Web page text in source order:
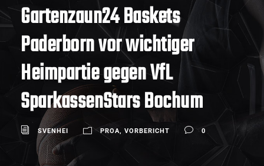
Gartenzaun24 Baskets
Paderborn vor wichtiger
Heimpartie gegen VfL
SparkassenStars Bochum
SVENHEI PROA, VORBERICHT 0